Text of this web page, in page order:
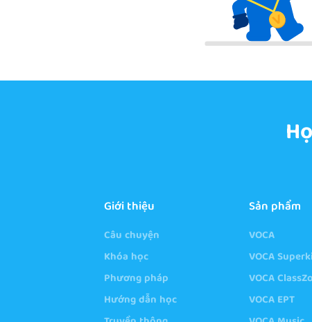
Giới thiệu
Câu chuyện
Khóa học
Phương pháp
Hướng dẫn học
Sản phẩm
VOCA
VOCA
VOCA
VOCA EPT